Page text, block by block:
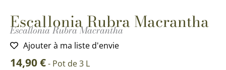
Escallonia Rubra Macrantha
Escallonia Rubra Macrantha
Ajouter à ma liste d'envie
14,90€- Pot de 3 L